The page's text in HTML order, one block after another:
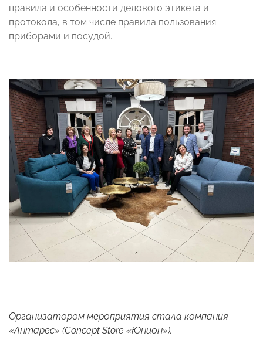
правила и особенности делового этикета и
протокола, в том числе правила пользования
приборами и посудой.
Организатором мероприятия стала компания
«Антарес» (Concept Store «Юнион»).